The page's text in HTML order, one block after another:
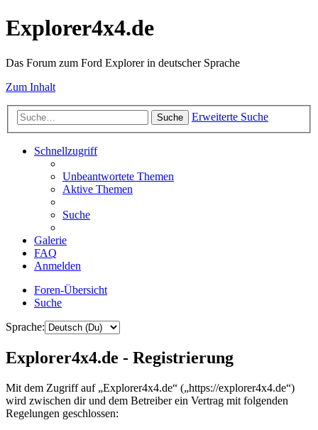
Explorer4x4.de
Das Forum zum Ford Explorer in deutscher Sprache
Zum Inhalt
Suche Erweiterte Suche
Schnellzugriff
Unbeantwortete Themen
Aktive Themen
Suche
Galerie
FAQ
Anmelden
Foren-Übersicht
Suche
Sprache:
Explorer4x4.de - Registrierung
Mit dem Zugriff auf „Explorer4x4.de“ („https://explorer4x4.de“)
wird zwischen dir und dem Betreiber ein Vertrag mit folgenden
Regelungen geschlossen: